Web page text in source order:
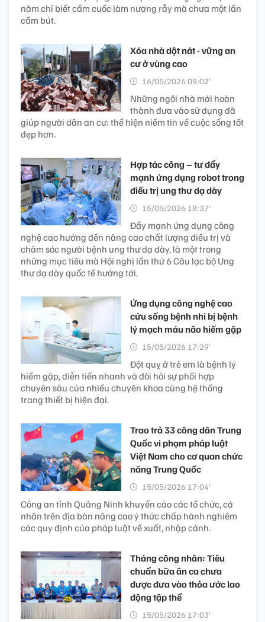
năm chỉ biết cầm cuốc làm nương rẫy mà chưa một lần
cầm bút.
Xóa nhà dột nát - vững an
cư ở vùng cao
16/05/2026 09:02’
Những ngôi nhà mới hoàn
thành đưa vào sử dụng đã
giúp người dân an cư; thể hiện niềm tin về cuộc sống tốt
đẹp hơn.
Hợp tác công – tư đẩy
mạnh ứng dụng robot trong
điều trị ung thư dạ dày
15/05/2026 18:37’
Đẩy mạnh ứng dụng công
nghệ cao hướng đến nâng cao chất lượng điều trị và
chăm sóc người bệnh ung thư dạ dày, là một trong
những mục tiêu mà Hội nghị lần thứ 6 Câu lạc bộ Ung
thư dạ dày quốc tế hướng tới.
Ứng dụng công nghệ cao
cứu sống bệnh nhi bị bệnh
lý mạch máu não hiếm gặp
15/05/2026 17:29’
Đột quỵ ở trẻ em là bệnh lý
hiếm gặp, diễn tiến nhanh và đòi hỏi sự phối hợp
chuyên sâu của nhiều chuyên khoa cùng hệ thống
trang thiết bị hiện đại.
Trao trả 33 công dân Trung
Quốc vi phạm pháp luật
Việt Nam cho cơ quan chức
năng Trung Quốc
15/05/2026 17:04’
Công an tỉnh Quảng Ninh khuyến cáo các tổ chức, cá
nhân trên địa bàn nâng cao ý thức chấp hành nghiêm
các quy định của pháp luật về xuất, nhập cảnh.
Tháng công nhân: Tiêu
chuẩn bữa ăn ca chưa
được đưa vào thỏa ước lao
động tập thể ​
15/05/2026 17:03’